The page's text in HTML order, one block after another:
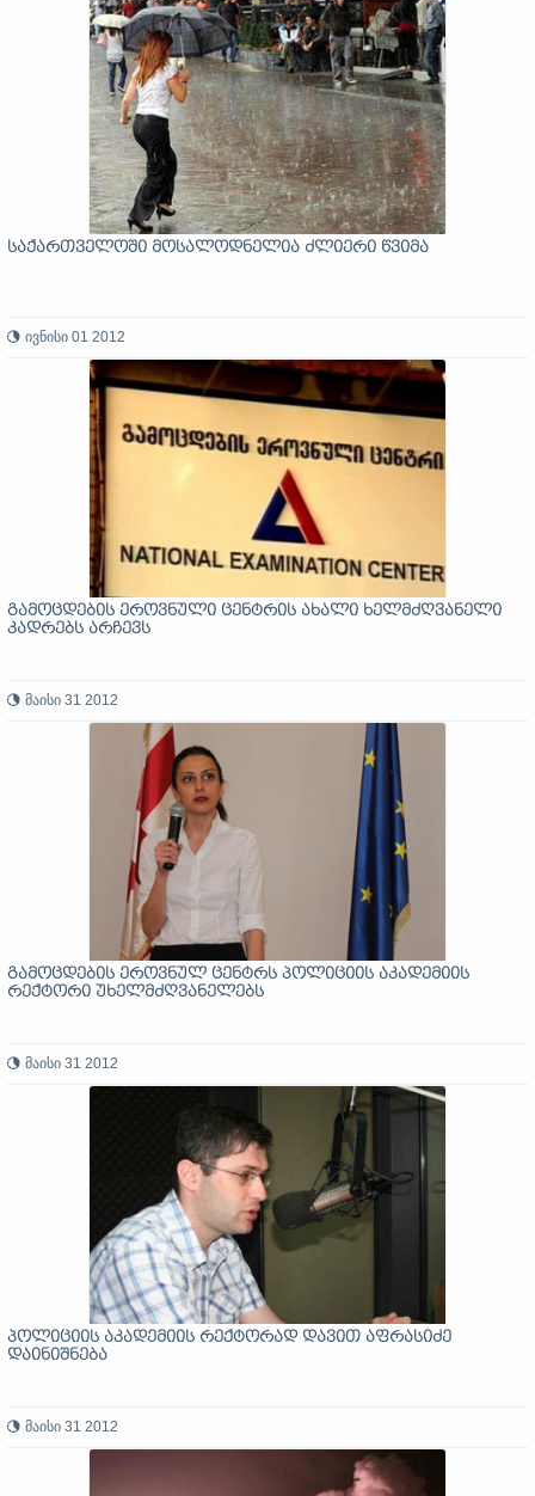
საქართველოში მოსალოდნელია ძლიერი წვიმა
ივნისი 01 2012
გამოცდების ეროვნული ცენტრის ახალი ხელმძღვანელი
კადრებს არჩევს
მაისი 31 2012
გამოცდების ეროვნულ ცენტრს პოლიციის აკადემიის
რექტორი უხელმძღვანელებს
მაისი 31 2012
პოლიციის აკადემიის რექტორად დავით აფრასიძე
დაინიშნება
მაისი 31 2012